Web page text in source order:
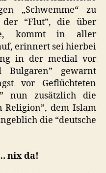
„Schwemme“ zu
“Flut”, die über
kommt in aller
erinnert sei hierbei
in der medial vor
Bulgaren” gewarnt
vor Geflüchteten
nun zusätzlich die
Religion”, dem Islam
die “deutsche
nix da!